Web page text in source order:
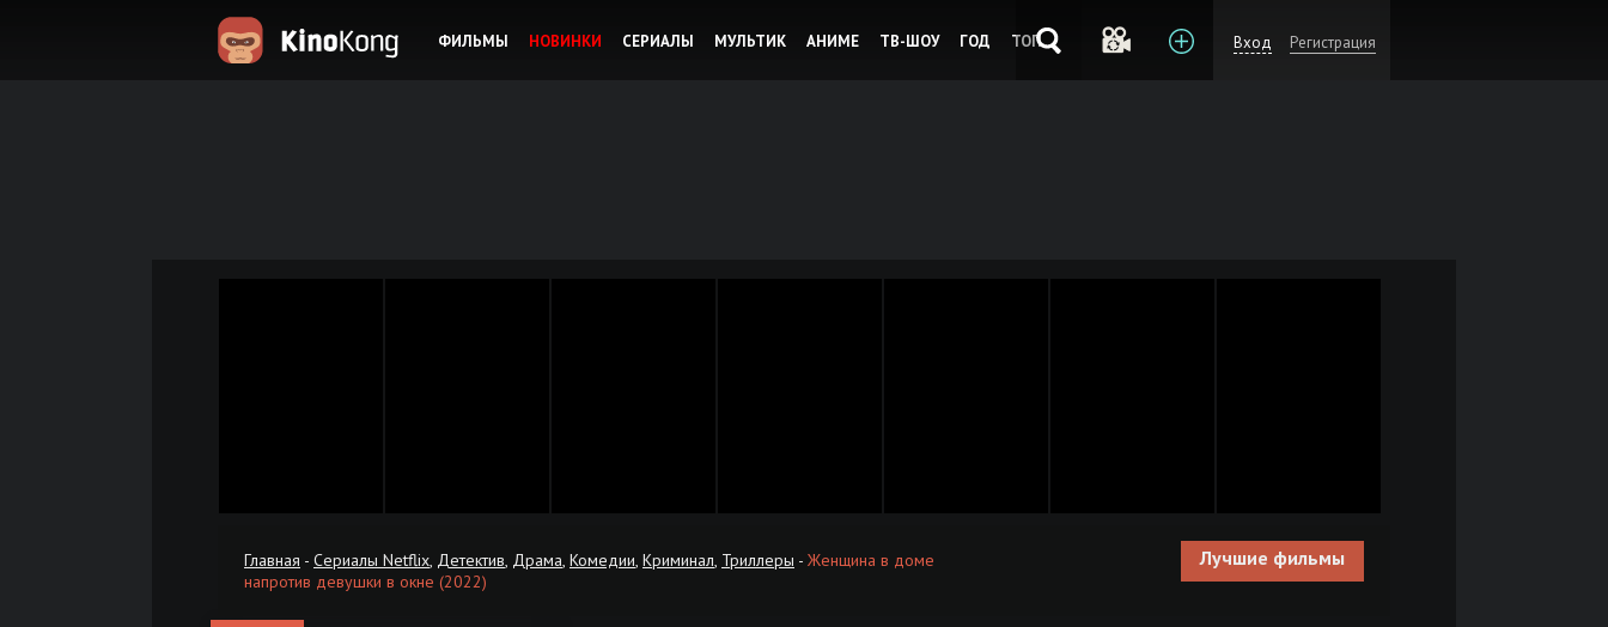
ФИЛЬМЫ НОВИНКИ СЕРИАЛЫ МУЛЬТИК АНИМЕ ТВ-ШОУ ГОД ТОП Вход Регистрация
Главная - Сериалы Netflix, Детектив, Драма, Комедии, Криминал, Триллеры - Женщина в доме
напротив девушки в окне (2022)
Лучшие фильмы